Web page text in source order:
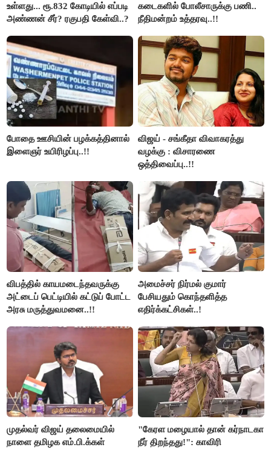
உள்ளது... ரூ.832 கோடியில் எப்படி
அண்ணன் சீர்? ரகுபதி கேள்வி..?
கடைகளில் போலீசாருக்கு பணி..
நீதிமன்றம் உத்தரவு..!!
போதை ஊசியின் பழக்கத்தினால்
இளைஞர் உயிரிழப்பு..!!
விஜய் - சங்கீதா விவாகரத்து
வழக்கு : விசாரணை
ஒத்திவைப்பு..!!
விபத்தில் காயமடைந்தவருக்கு
அட்டைப் பெட்டியில் கட்டுப் போட்ட
அரசு மருத்துவமனை..!!
அமைச்சர் நிர்மல் குமார்
பேசியதும் கொந்தளித்த
எதிர்க்கட்சிகள்..!
முதல்வர் விஜய் தலைமையில்
நாளை தமிழக எம்.பி.க்கள்
"கேரள மழையால் தான் கர்நாடகா
நீர் திறந்தது!": காவிரி